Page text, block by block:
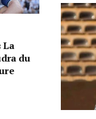
La
du